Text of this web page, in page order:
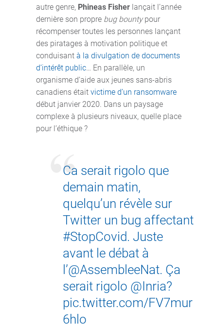
autre genre, Phineas Fisher lançait l’année
dernière son propre bug bountypour
récompenser toutes les personnes lançant
des piratages à motivation politique et
conduisant à la divulgation de documents
d’intérêt public… En parallèle, un
organisme d’aide aux jeunes sans-abris
canadiens était victime d’un ransomware
début janvier 2020. Dans un paysage
complexe à plusieurs niveaux, quelle place
pour l’éthique ?
Ca serait rigolo que
demain matin,
quelqu’un révèle sur
Twitter un bug affectant
#StopCovid. Juste
avant le débat à
l’@AssembleeNat. Ça
serait rigolo @Inria?
pic.twitter.com/FV7mur
6hlo